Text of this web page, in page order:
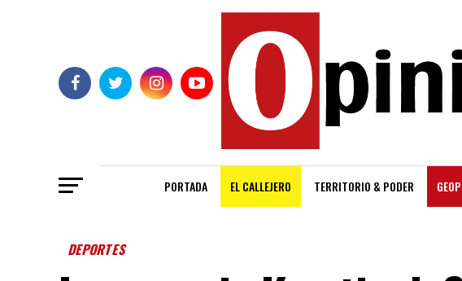
PORTADA EL CALLEJERO TERRITORIO & PODER
DEPORTES